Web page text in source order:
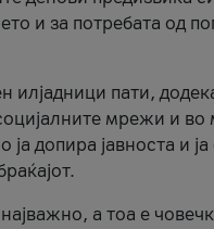
и за потребата од
илјадници пати,
мрежи и во
допира јавноста и
а тоа е